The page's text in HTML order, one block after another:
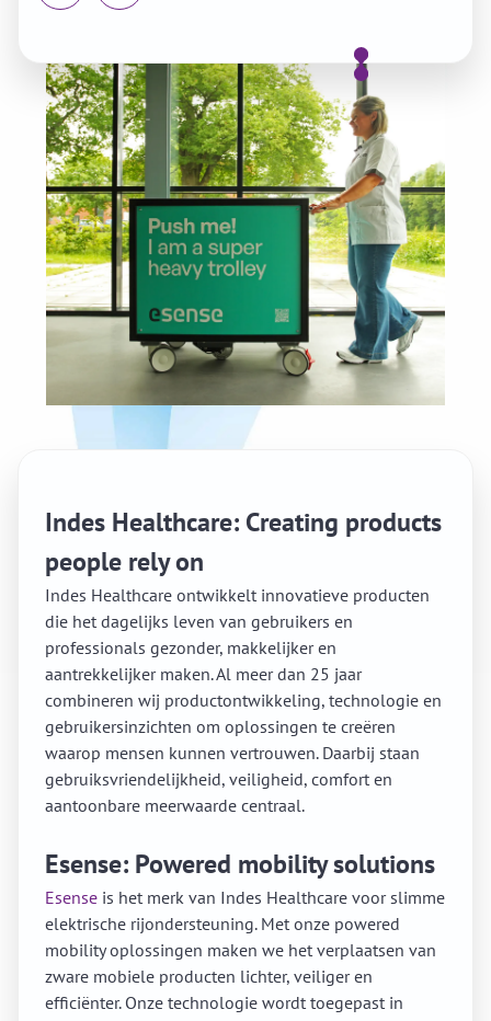
Indes Healthcare: Creating products
people rely on
Indes Healthcare ontwikkelt innovatieve producten
die het dagelijks leven van gebruikers en
professionals gezonder, makkelijker en
aantrekkelijker maken. Al meer dan 25 jaar
combineren wij productontwikkeling, technologie en
gebruikersinzichten om oplossingen te creëren
waarop mensen kunnen vertrouwen. Daarbij staan
gebruiksvriendelijkheid, veiligheid, comfort en
aantoonbare meerwaarde centraal.
Esense: Powered mobility solutions
Esense is het merk van Indes Healthcare voor slimme
elektrische rijondersteuning. Met onze powered
mobility oplossingen maken we het verplaatsen van
zware mobiele producten lichter, veiliger en
efficiënter. Onze technologie wordt toegepast in